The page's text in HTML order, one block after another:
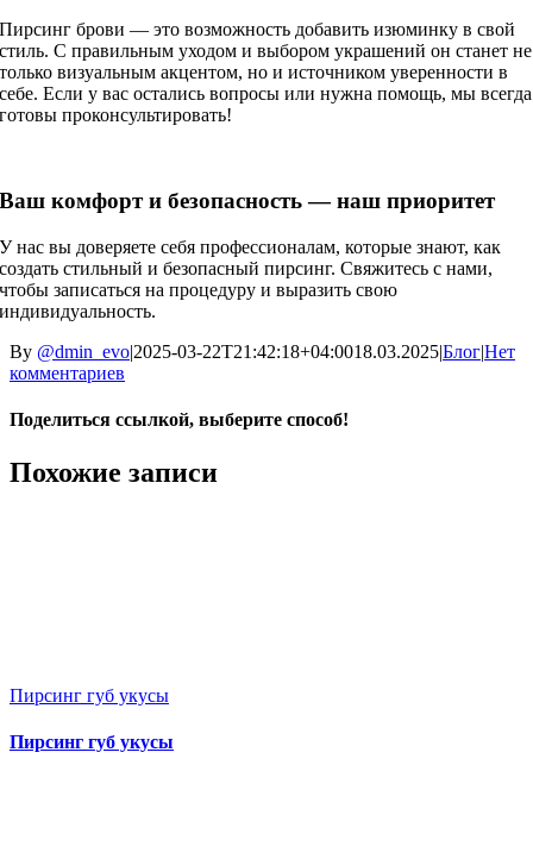
Пирсинг брови — это возможность добавить изюминку в свой
стиль. С правильным уходом и выбором украшений он станет не
только визуальным акцентом, но и источником уверенности в
себе. Если у вас остались вопросы или нужна помощь, мы всегда
готовы проконсультировать!
Ваш комфорт и безопасность — наш приоритет
У нас вы доверяете себя профессионалам, которые знают, как
создать стильный и безопасный пирсинг. Свяжитесь с нами,
чтобы записаться на процедуру и выразить свою
индивидуальность.
By @dmin_evo|2025-03-22T21:42:18+04:0018.03.2025|Блог|Нет
комментариев
Поделиться ссылкой, выберите способ!
Facebook
X
Reddit
LinkedIn
WhatsApp
Telegram
Tumblr
Pinterest
Vk
Email
Похожие записи
Пирсинг губ укусы
Пирсинг губ укусы